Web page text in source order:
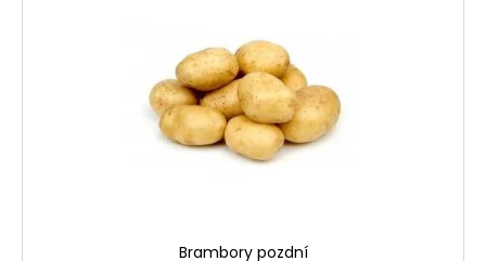
Brambory pozdní